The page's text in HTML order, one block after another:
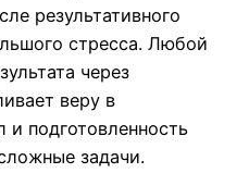
результативного
стресса. Любой
через
веру в
и подготовленность
задачи.